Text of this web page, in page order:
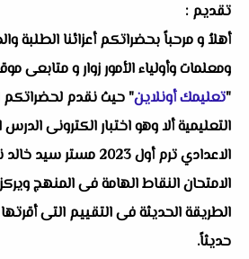
تقديم :
أهلاُ و مرحباً بحضراتكم أعزائنا الطلبة
ومعلمات وأولياء الأمور زوار و متابعى
"تعليمك أونلاين" حيث نقدم لحضراتكم
التعليمية ألا وهو اختبار الكترونى
الاعدادي ترم أول
الامتحان النقاط الهامة فى المنهج
الطريقة الحديثة فى التقييم التى أقرتها
حديثاً.